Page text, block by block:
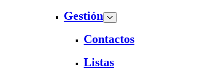
Gestión
Contactos
Listas